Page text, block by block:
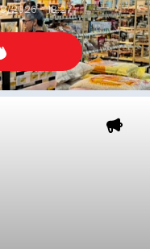
2026 - 18:27